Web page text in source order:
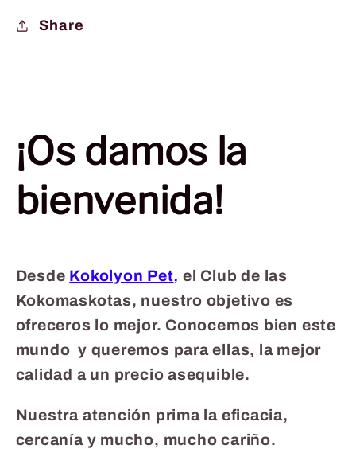
Share
¡Os damos la
bienvenida!
Desde Kokolyon Pet, el Club de las
Kokomaskotas, nuestro objetivo es
ofreceros lo mejor. Conocemos bien este
mundo y queremos para ellas, la mejor
calidad a un precio asequible.
Nuestra atención prima la eficacia,
cercanía y mucho, mucho cariño.